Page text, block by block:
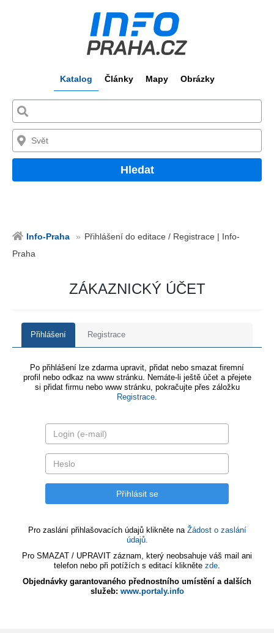
Katalog Články Mapy Obrázky
Hledat
Info-Praha
Přihlášení do editace / Registrace | Info-
Praha
ZÁKAZNICKÝ ÚČET
Přihlášení Registrace
Po přihlášení lze zdarma upravit, přidat nebo smazat firemní
profil nebo odkaz na www stránku. Nemáte-li ještě účet a přejete
si přidat firmu nebo www stránku, pokračujte přes záložku
Registrace.
Pro zaslání přihlašovacích údajů klikněte na Žádost o zaslání
údajů.
Pro SMAZAT / UPRAVIT záznam, který neobsahuje váš mail ani
telefon nebo při potížích s editací klikněte zde.
Objednávky garantovaného přednostního umístění a dalších
služeb: www.portaly.info